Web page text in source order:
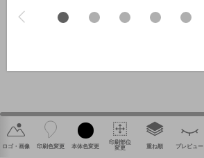
ロゴ・画像 印刷色変更 本体色変更
印刷部位
変更 重ね順 プレビュー